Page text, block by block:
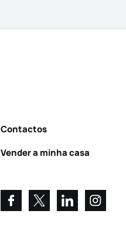
Contactos
Vender a minha casa